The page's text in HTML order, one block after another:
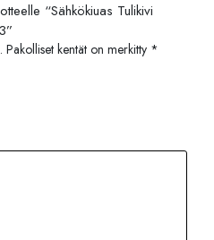
“Sähkökiuas Tulikivi
Pakolliset kentät on merkitty *